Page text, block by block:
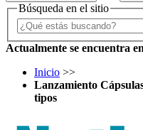
Búsqueda en el sitio
Actualmente se encuentra
Inicio >>
Lanzamiento
tipos